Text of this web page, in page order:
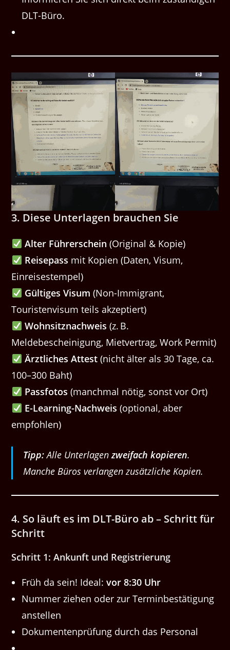
DLT-Büro.
3. Diese Unterlagen brauchen Sie
Alter Führerschein (Original & Kopie)
Reisepass mit Kopien (Daten, Visum,
Einreisestempel)
Gültiges Visum (Non-Immigrant,
Touristenvisum teils akzeptiert)
Wohnsitznachweis (z. B.
Meldebescheinigung, Mietvertrag, Work Permit)
Ärztliches Attest(nicht älter als 30 Tage, ca.
100–300 Baht)
Passfotos (manchmal nötig, sonst vor Ort)
E-Learning-Nachweis (optional, aber
empfohlen)
Tipp:Alle Unterlagenzweifach kopieren.
Manche Büros verlangen zusätzliche Kopien.
4. So läuft es im DLT-Büro ab – Schritt für
Schritt
Schritt 1: Ankunft und Registrierung
Früh da sein! Ideal:vor 8:30 Uhr
Nummer ziehen oder zur Terminbestätigung
anstellen
Dokumentenprüfung durch das Personal